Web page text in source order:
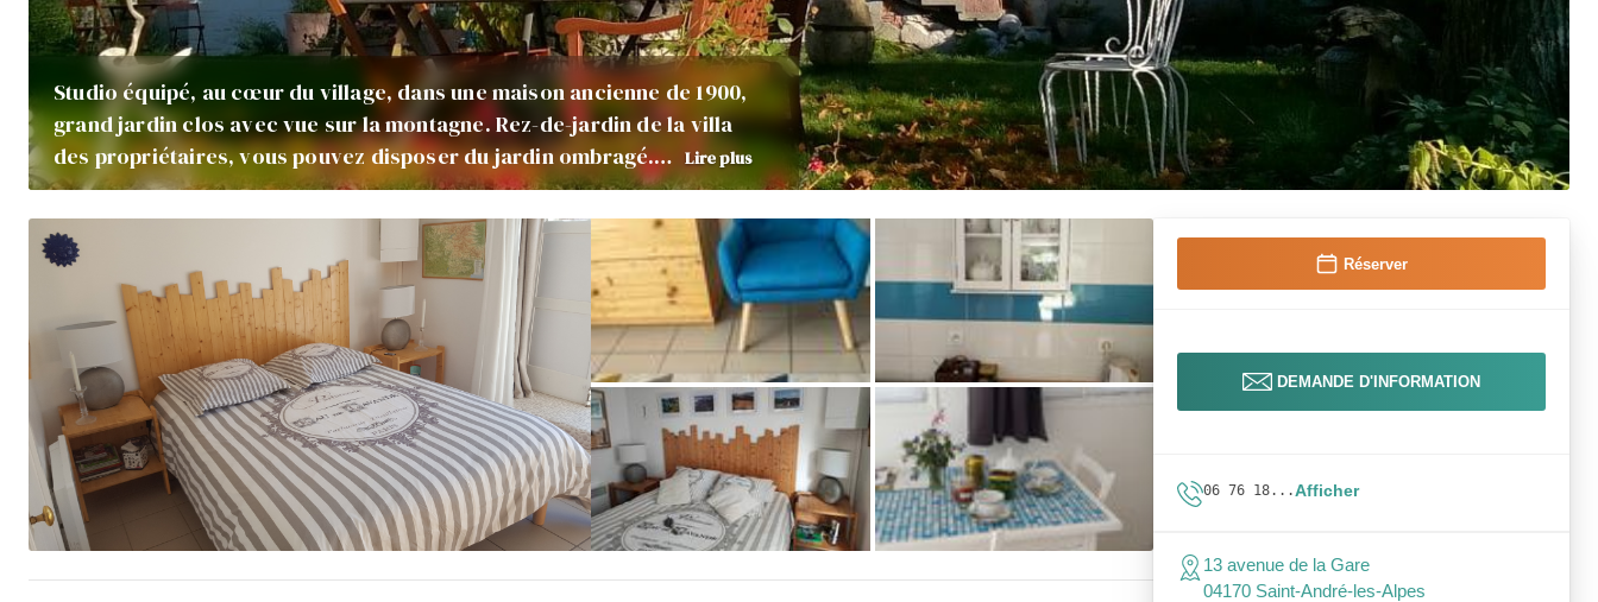
Studio équipé, au cœur du village, dans une maison ancienne de 1900,
grand jardin clos avec vue sur la montagne. Rez-de-jardin de la villa
des propriétaires, vous pouvez disposer du jardin ombragé.… Lire plus
Réserver
DEMANDE D'INFORMATION
06 76 18...Afficher
13 avenue de la Gare
04170 Saint-André-les-Alpes